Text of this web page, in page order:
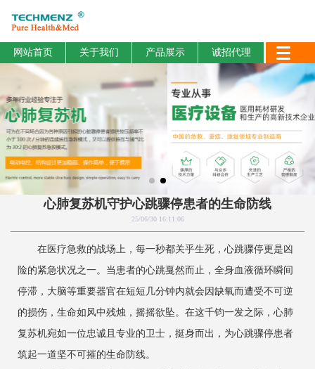
网站首页 关于我们 产品展示 诚招代理
心肺复苏机守护心跳骤停患者的生命防线
25/06/30 16:11:06
在医疗急救的战场上，每一秒都关乎生死，心跳骤停更是凶
险的紧急状况之一。当患者的心跳戛然而止，全身血液循环瞬间
停滞，大脑等重要器官在短短几分钟内就会因缺氧而遭受不可逆
的损伤，生命如风中残烛，摇摇欲坠。在这千钧一发之际，心肺
复苏机宛如一位忠诚且专业的卫士，挺身而出，为心跳骤停患者
筑起一道坚不可摧的生命防线。